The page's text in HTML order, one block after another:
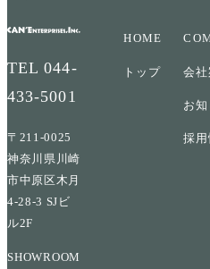
TEL044-
433-5001
〒211-0025
神奈川県川崎
市中原区木月
4-28-3 SJビ
ル2F
SHOWROOM
HOME
トップ 会社
お
採用